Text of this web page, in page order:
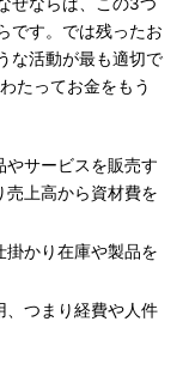
です。では残ったお
な活動が最も適切で
たってお金をもう
やサービスを販売す
売上高から資材費を
掛かり在庫や製品を
、つまり経費や人件